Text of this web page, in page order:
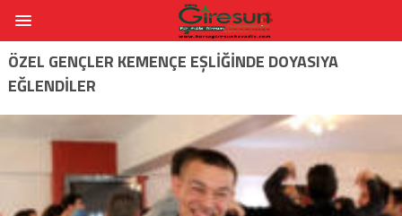
ÖZEL GENÇLER KEMENÇE EŞLIĞINDE DOYASIYA
EĞLENDILER